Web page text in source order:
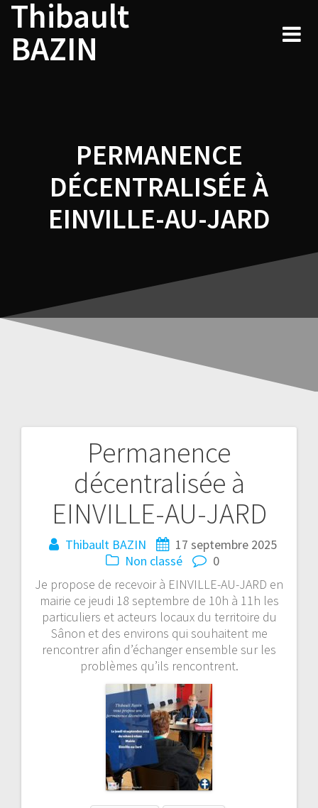
Skip
content
Thibault
BAZIN
PERMANENCE
DÉCENTRALISÉE À
EINVILLE-AU-JARD
Permanence
décentralisée à
EINVILLE-AU-JARD
Thibault BAZIN
17 septembre 2025
Non classé
0
Je propose de recevoir à EINVILLE-AU-JARD en
mairie ce jeudi 18 septembre de 10h à 11h les
particuliers et acteurs locaux du territoire du
Sânon et des environs qui souhaitent me
rencontrer afin d’échanger ensemble sur les
problèmes qu’ils rencontrent.
Navigation
de